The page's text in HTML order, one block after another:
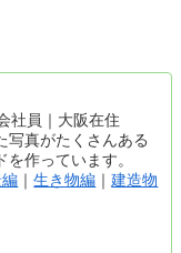
社員｜大阪在住
写真がたくさんある
作っています。
編 ｜生き物編 ｜建造物